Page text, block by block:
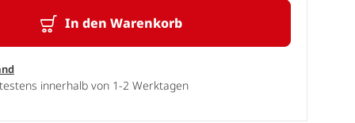
In den Warenkorb
innerhalb von 1-2 Werktagen